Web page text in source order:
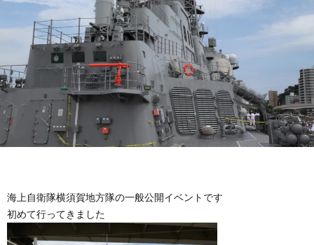
海上自衛隊横須賀地方隊の一般公開イベントです
初めて行ってきました